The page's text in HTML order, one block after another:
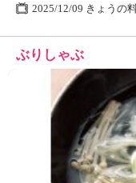
2025/12/09 きょうの
ぶりしゃぶ